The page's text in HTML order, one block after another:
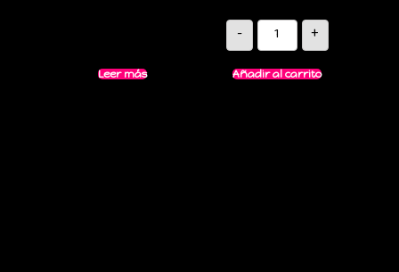
Leer más
- +
Añadir al carrito